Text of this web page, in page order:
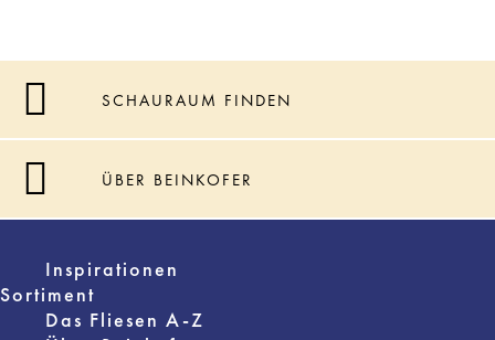
SCHAURAUM FINDEN
ÜBER BEINKOFER
Inspirationen
Sortiment
Das Fliesen A-Z